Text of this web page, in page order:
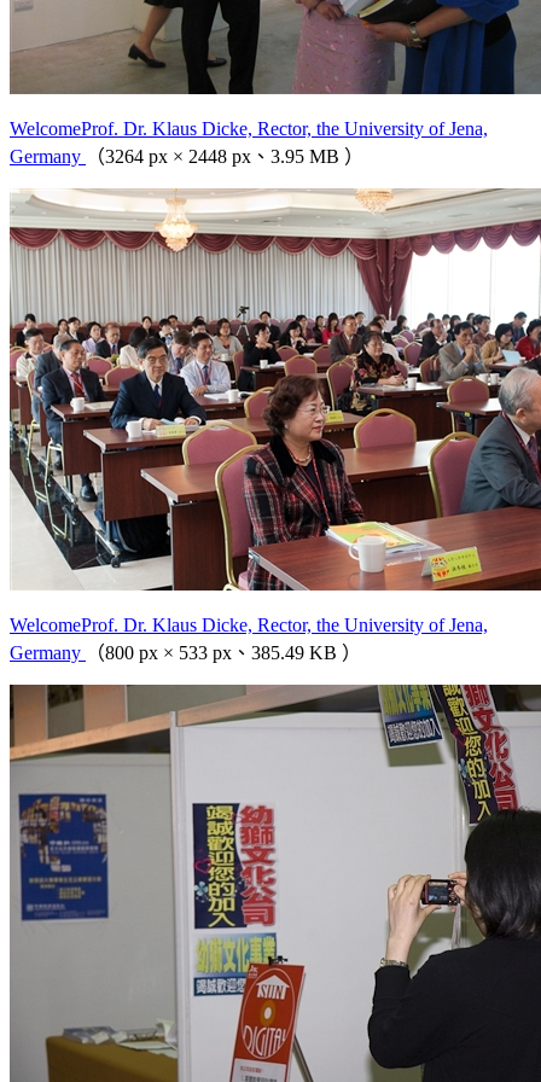
WelcomeProf. Dr. Klaus Dicke, Rector, the University of Jena,
Germany
（3264 px × 2448 px、3.95 MB ）
WelcomeProf. Dr. Klaus Dicke, Rector, the University of Jena,
Germany
（800 px × 533 px、385.49 KB ）